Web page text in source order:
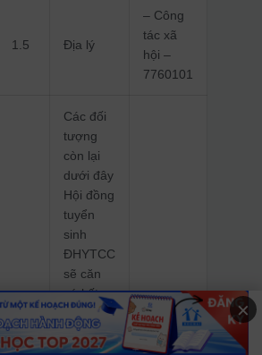
1.5 Địa lý
– Công
tác xã
hội –
7760101
Các đối
tượng
còn lại
dưới đây
Hội đồng
tuyển
sinh
ĐHYTCC
sẽ căn
cứ kết
quả học
tập cấp
THPT
Ngành
xét
×